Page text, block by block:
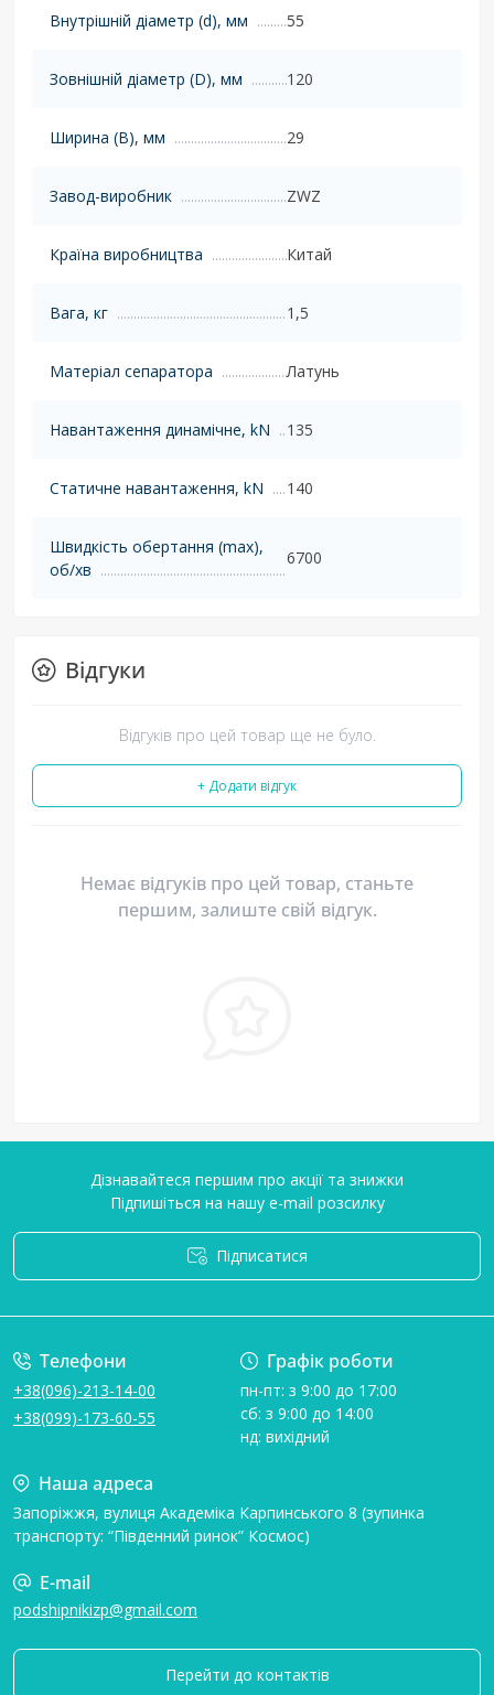
Внутрішній діаметр (d), мм 55
Зовнішній діаметр (D), мм 120
Ширина (B), мм 29
Завод-виробник ZWZ
Країна виробництва Китай
Вага, кг 1,5
Матеріал сепаратора Латунь
Навантаження динамічне, kN 135
Статичне навантаження, kN 140
Швидкість обертання (max),
об/хв
6700
Відгуки
Відгуків про цей товар ще не було.
+ Додати відгук
Немає відгуків про цей товар, станьте
першим, залиште свій відгук.
Дізнавайтеся першим про акції та знижки
Підпишіться на нашу e-mail розсилку
Підписатися
Телефони
+38(096)-213-14-00
+38(099)-173-60-55
Графік роботи
пн-пт: з 9:00 до 17:00
сб: з 9:00 до 14:00
нд: вихідний
Наша адреса
Запоріжжя, вулиця Академіка Карпинського 8 (зупинка
транспорту: “Південний ринок” Космос)
E-mail
podshipnikizp@gmail.com
Перейти до контактів